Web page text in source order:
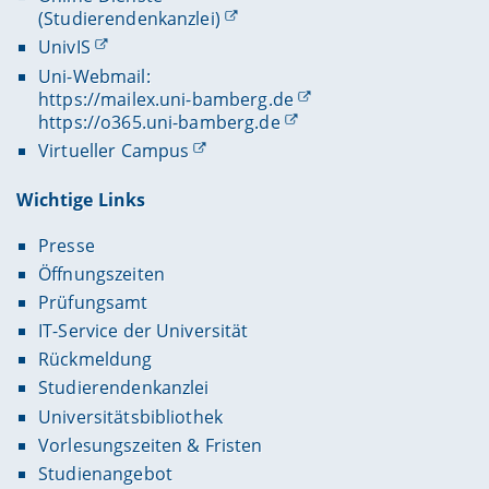
(Studierendenkanzlei)
UnivIS
Uni-Webmail:
https://mailex.uni-bamberg.de
https://o365.uni-bamberg.de
Virtueller Campus
Wichtige Links
Presse
Öffnungszeiten
Prüfungsamt
IT-Service der Universität
Rückmeldung
Studierendenkanzlei
Universitätsbibliothek
Vorlesungszeiten & Fristen
Studienangebot